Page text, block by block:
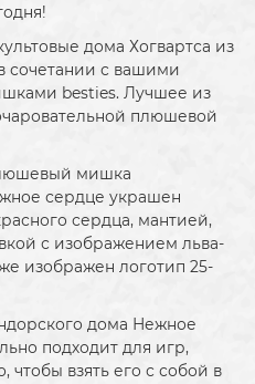
дома Хогвартса из
сочетании с вашими
besties. Лучшее из
плюшевой
мишка
сердце украшен
сердца, мантией,
с изображением льва-
изображен логотип 25-
дома Нежное
подходит для игр,
чтобы взять его с собой в